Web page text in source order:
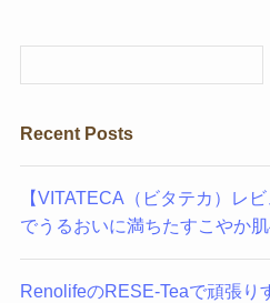
Recent Posts
【VITATECA（ビタテカ）レ
でうるおいに満ちたすこやか
RenolifeのRESE-Teaで頑張り